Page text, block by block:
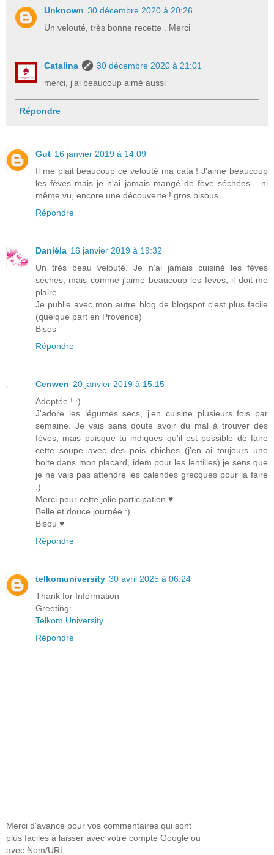
Unknown 30 décembre 2020 à 20:26
Un velouté, très bonne recette . Merci
Catalina
30 décembre 2020 à 21:01
merci, j'ai beaucoup aimé aussi
Répondre
Gut 16 janvier 2019 à 14:09
Il me plait beaucoup ce velouté ma cata ! J'aime beaucoup
les fèves mais je n'ai jamais mangé de fève séchées... ni
même vu, encore une découverte ! gros bisous
Répondre
Daniéla 16 janvier 2019 à 19:32
Un très beau velouté. Je n'ai jamais cuisiné les fèves
séches, mais comme j'aime beaucoup les fèves, il doit me
plaire.
Je publie avec mon autre blog de blogspot c'est plus facile
(quelque part en Provence)
Bises
Répondre
Cenwen 20 janvier 2019 à 15:15
Adoptée ! :)
J'adore les légumes secs, j'en cuisine plusieurs fois par
semaine. Je vais sans doute avoir du mal à trouver des
fèves, mais puisque tu indiques qu'il est possible de faire
cette soupe avec des pois chiches (j'en ai toujours une
boite dans mon placard, idem pour les lentilles) je sens que
je ne vais pas attendre les calendes grecques pour la faire
:)
Merci pour cette jolie participation ♥
Belle et douce journée :)
Bisou ♥
Répondre
telkomuniversity 30 avril 2025 à 06:24
Thank for Information
Greeting:
Telkom University
Répondre
Merci d'avance pour vos commentaires qui sont
plus faciles à laisser avec votre compte Google ou
avec Nom/URL.